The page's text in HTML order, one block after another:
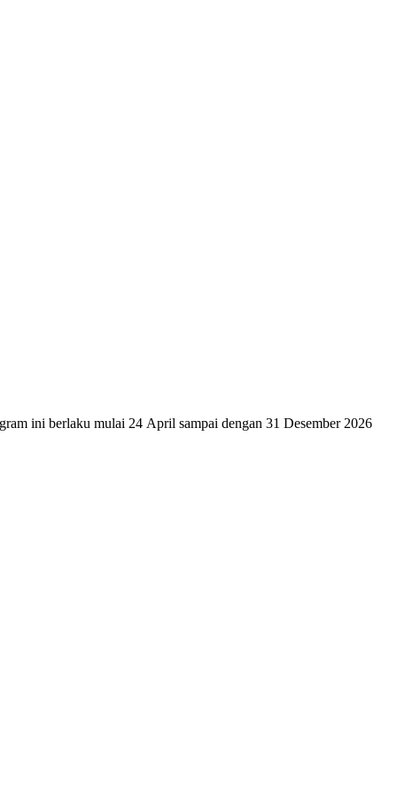
ini berlaku mulai 24 April sampai dengan 31 Desember 2026